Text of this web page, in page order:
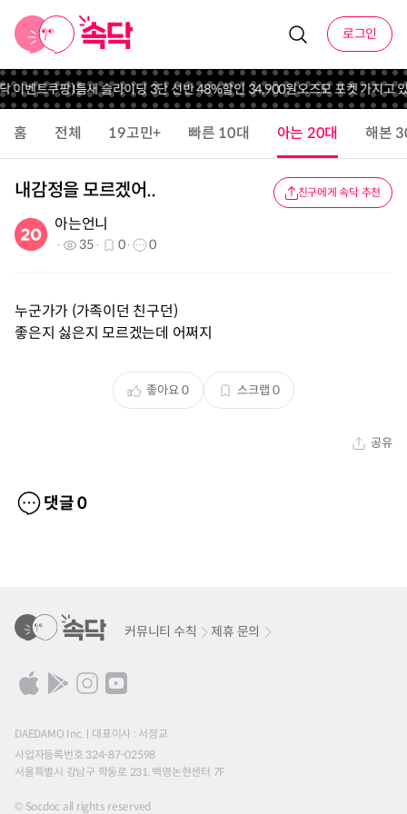
로그인
이벤트쿠팡)틈새 슬라이딩 3단 선반 48%할인 34,900원오즈모 포켓 가지고
홈 전체 19고민+ 빠른 10대 아는 20대 해본
내감정을 모르겠어.. 친구에게 속닥 추천
아는언니
35 0 0
누군가가 (가족이던 친구던)
좋은지 싫은지 모르겠는데 어쩌지
좋아요0 스크랩 0
공유
댓글0
커뮤니티 수칙 제휴 문의
DAEDAMO Inc.
대표이사 : 서정교
사업자등록번호 324-87-02598
서울특별시 강남구 학동로 231, 백영논현센터 7F
© Socdoc all rights reserved